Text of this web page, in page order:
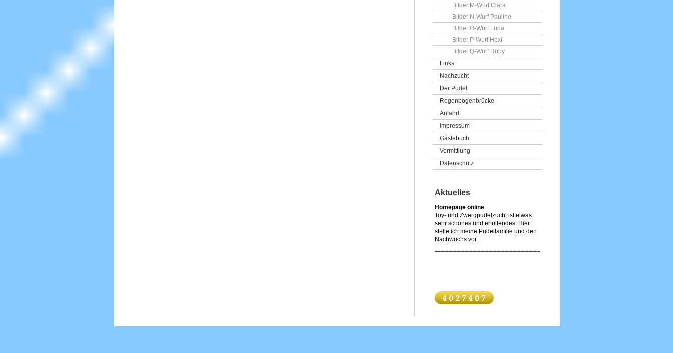
Bilder M-Wurf Clara
Bilder N-Wurf Pauline
Bilder O-Wurf Luna
Bilder P-Wurf Hexi
Bilder Q-Wurf Ruby
Links
Nachzucht
Der Pudel
Regenbogenbrücke
Anfahrt
Impressum
Gästebuch
Vermittlung
Datenschutz
Aktuelles
Homepage online
Toy- und Zwergpudelzucht ist etwas
sehr schönes und erfüllendes. Hier
stelle ich meine Pudelfamilie und den
Nachwuchs vor.